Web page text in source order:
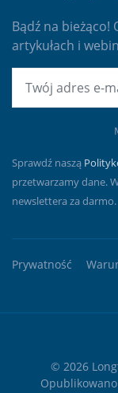
Bądź na
artykułach i
Sprawdź naszą
przetwarzamy dane.
newslettera za darmo.
Prywatność
© 2026